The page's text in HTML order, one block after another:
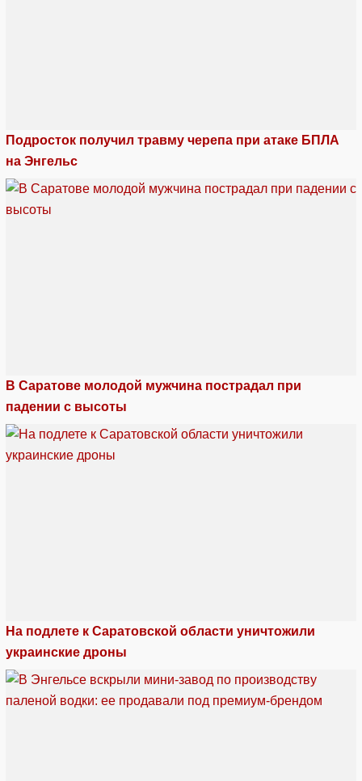
Подросток получил травму черепа при атаке БПЛА
на Энгельс
В Саратове молодой мужчина пострадал при
падении с высоты
На подлете к Саратовской области уничтожили
украинские дроны